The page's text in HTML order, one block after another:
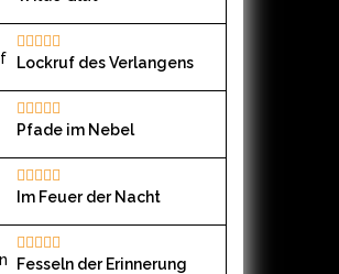
Lockruf des Verlangens
Pfade im Nebel
Im Feuer der Nacht
Fesseln der Erinnerung